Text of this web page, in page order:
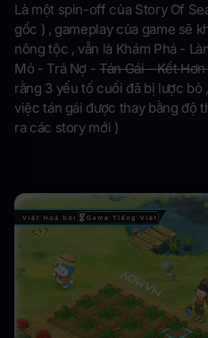
Là một spin-off của Story Of
gốc ) , gameplay của game sẽ
nông tộc , vẫn là Khám Phá -
Mỏ - Trả Nợ -Tán Gái - Kết
rằng 3 yếu tố cuối đã bị lược bỏ
việc tán gái được thay bằng độ
ra các story mới )